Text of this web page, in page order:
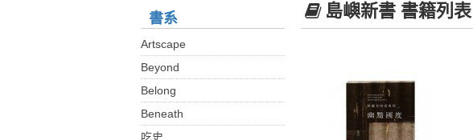
書系
Artscape
Beyond
Belong
Beneath
吃史
島嶼新書 書籍列表